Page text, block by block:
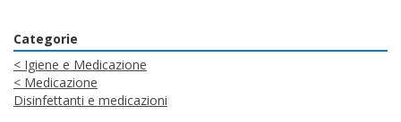
Categorie
< Igiene e Medicazione
< Medicazione
Disinfettanti e medicazioni